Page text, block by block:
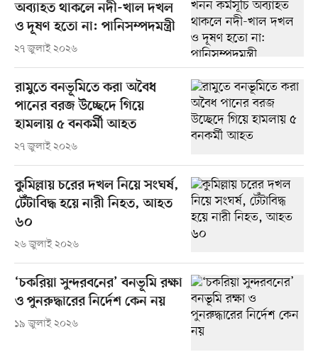
অব্যাহত থাকলে নদী-খাল দখল
ও দূষণ হতো না: পানিসম্পদমন্ত্রী
২৭ জুলাই ২০২৬
রামুতে বনভূমিতে করা অবৈধ
পানের বরজ উচ্ছেদে গিয়ে
হামলায় ৫ বনকর্মী আহত
২৭ জুলাই ২০২৬
কুমিল্লায় চরের দখল নিয়ে সংঘর্ষ,
টেঁটাবিদ্ধ হয়ে নারী নিহত, আহত
৬০
২৬ জুলাই ২০২৬
‘চকরিয়া সুন্দরবনের’ বনভূমি রক্ষা
ও পুনরুদ্ধারের নির্দেশ কেন নয়
১৯ জুলাই ২০২৬